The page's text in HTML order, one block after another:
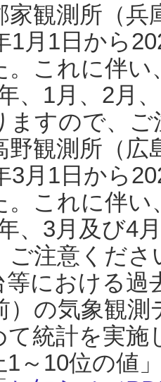
家観測所（
1月1日から
これに伴い
、1月、2月
ますので、
野観測所（
3月1日から
これに伴い
、3月及び4
ご注意くだ
等における過
）の気象観
て統計を実
1～10位の値